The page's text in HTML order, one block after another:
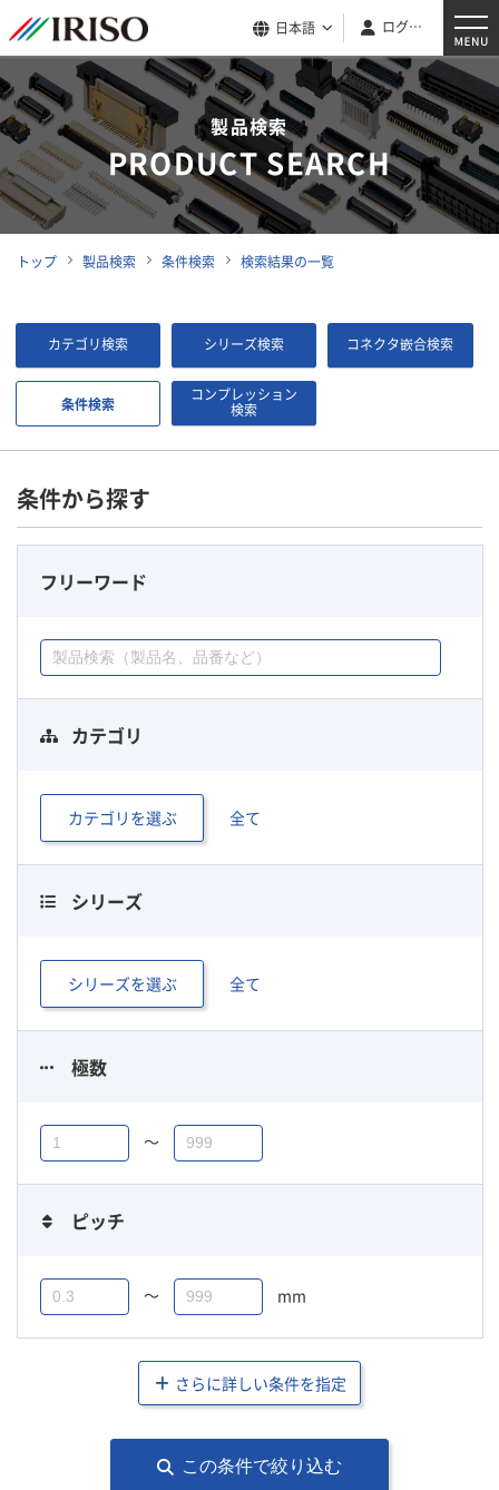
日本語 ログイン
製品検索
PRODUCT SEARCH
トップ 製品検索 条件検索 検索結果の一覧
カテゴリ検索 シリーズ検索 コネクタ嵌合検索
条件検索 コンプレッション
検索
条件から探す
フリーワード
カテゴリ
カテゴリを選ぶ 全て
シリーズ
シリーズを選ぶ 全て
極数
〜
ピッチ
〜 mm
さらに詳しい条件を指定
この条件で絞り込む